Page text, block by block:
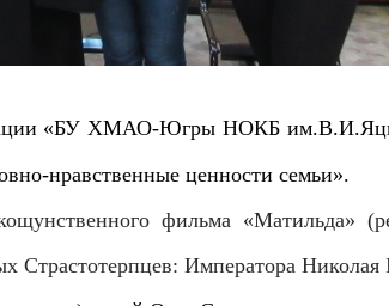
«БУ ХМАО-Югры НОКБ
нравственные ценности семьи».
фильма «Матильда»
Императора